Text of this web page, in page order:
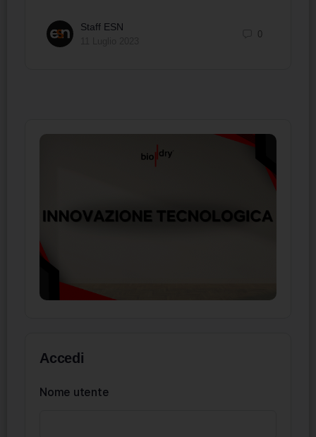
Staff ESN
0
Accedi
Nome utente